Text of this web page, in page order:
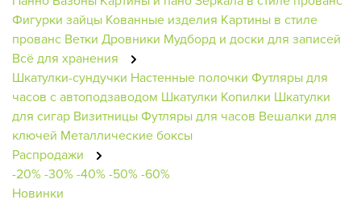
Фигурки зайцы Кованные изделия Картины в стиле
прованс Ветки Дровники Мудборд и доски для записей
Всё для хранения
Шкатулки-сундучки Настенные полочки Футляры для
часов с автоподзаводом Шкатулки Копилки Шкатулки
для сигар ВизитницыФутляры для часов Вешалки для
ключей Металлические боксы
Распродажи
-20%-30%-40%-50%-60%
Новинки